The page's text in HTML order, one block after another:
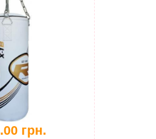
грн.